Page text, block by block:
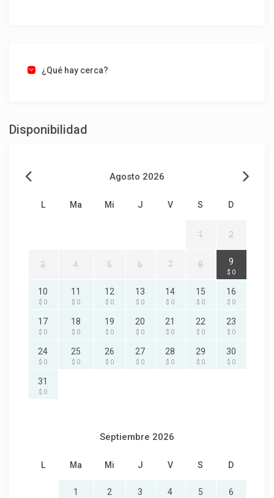
¿Qué hay cerca?
Disponibilidad
Agosto 2026
L Ma Mi J V S D
1 2
3 4 5 6 7 8 9
$ 0
10
$ 0
11
$ 0
12
$ 0
13
$ 0
14
$ 0
15
$ 0
16
$ 0
17
$ 0
18
$ 0
19
$ 0
20
$ 0
21
$ 0
22
$ 0
23
$ 0
24
$ 0
25
$ 0
26
$ 0
27
$ 0
28
$ 0
29
$ 0
30
$ 0
31
$ 0
Septiembre 2026
L Ma Mi J V S D
1 2 3 4 5 6